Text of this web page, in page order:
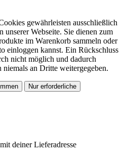
gewährleisten ausschließlich
unserer Webseite. Sie dienen zum
im Warenkorb sammeln oder
einloggen kannst. Ein Rückschluss
nicht möglich und dadurch
an Dritte weitergegeben.
Nur erforderliche
deiner Lieferadresse